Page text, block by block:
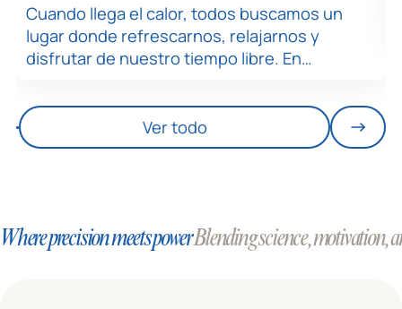
Cuando llega el calor, todos buscamos un
lugar donde refrescarnos, relajarnos y
disfrutar de nuestro tiempo libre. En…
Ver todo
Where precision meets powerBlending science, motivation,